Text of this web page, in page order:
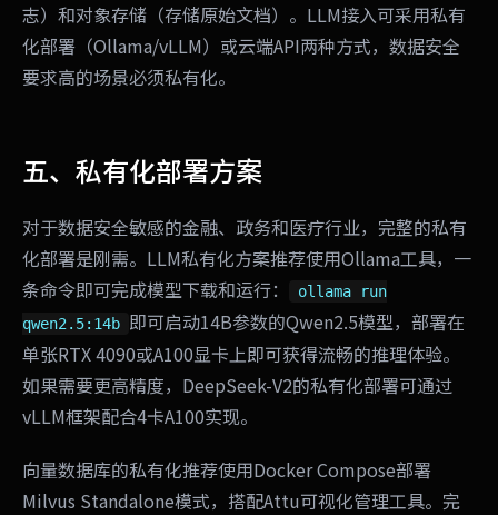
志）和对象存储（存储原始文档）。LLM接入可采用私有
化部署（Ollama/vLLM）或云端API两种方式，数据安全
要求高的场景必须私有化。
五、私有化部署方案
对于数据安全敏感的金融、政务和医疗行业，完整的私有
化部署是刚需。LLM私有化方案推荐使用Ollama工具，一
条命令即可完成模型下载和运行：
ollama run
qwen2.5:14b 即可启动14B参数的Qwen2.5模型，部署在
单张RTX 4090或A100显卡上即可获得流畅的推理体验。
如果需要更高精度，DeepSeek-V2的私有化部署可通过
vLLM框架配合4卡A100实现。
向量数据库的私有化推荐使用Docker Compose部署
Milvus Standalone模式，搭配Attu可视化管理工具。完